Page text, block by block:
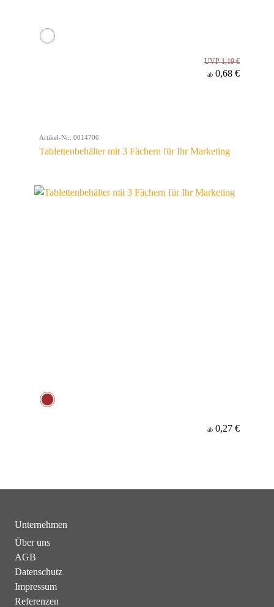
UVP 1,19 €
ab 0,68 €
Artikel-Nr.: 0014706
Tablettenbehälter mit 3 Fächern für Ihr Marketing
ab 0,27 €
Unternehmen
Über uns
AGB
Datenschutz
Impressum
Referenzen